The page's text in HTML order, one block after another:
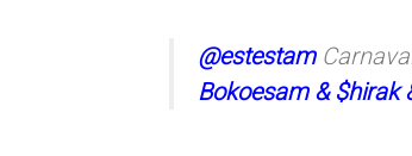
@estestam
Bokoesam & $hirak